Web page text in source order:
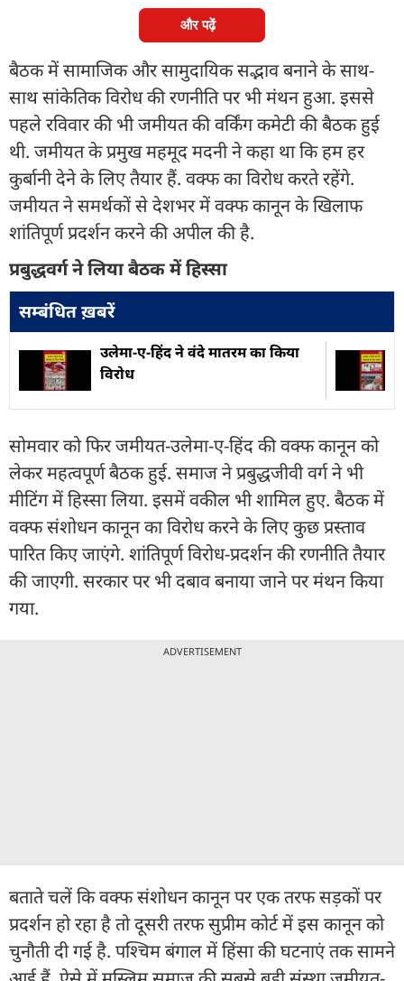
और पढ़ें
बैठक में सामाजिक और सामुदायिक सद्भाव बनाने के साथ-
साथ सांकेतिक विरोध की रणनीति पर भी मंथन हुआ. इससे
पहले रविवार की भी जमीयत की वर्किंग कमेटी की बैठक हुई
थी. जमीयत के प्रमुख महमूद मदनी ने कहा था कि हम हर
कुर्बानी देने के लिए तैयार हैं. वक्फ का विरोध करते रहेंगे.
जमीयत ने समर्थकों से देशभर में वक्फ कानून के खिलाफ
शांतिपूर्ण प्रदर्शन करने की अपील की है.
प्रबुद्धवर्ग ने लिया बैठक में हिस्सा
सम्बंधित ख़बरें
उलेमा-ए-हिंद ने वंदे मातरम का किया
विरोध
सोमवार को फिर जमीयत-उलेमा-ए-हिंद की वक्फ कानून को
लेकर महत्वपूर्ण बैठक हुई. समाज ने प्रबुद्धजीवी वर्ग ने भी
मीटिंग में हिस्सा लिया. इसमें वकील भी शामिल हुए. बैठक में
वक्फ संशोधन कानून का विरोध करने के लिए कुछ प्रस्ताव
पारित किए जाएंगे. शांतिपूर्ण विरोध-प्रदर्शन की रणनीति तैयार
की जाएगी. सरकार पर भी दबाव बनाया जाने पर मंथन किया
गया.
ADVERTISEMENT
बताते चलें कि वक्फ संशोधन कानून पर एक तरफ सड़कों पर
प्रदर्शन हो रहा है तो दूसरी तरफ सुप्रीम कोर्ट में इस कानून को
चुनौती दी गई है. पश्चिम बंगाल में हिंसा की घटनाएं तक सामने